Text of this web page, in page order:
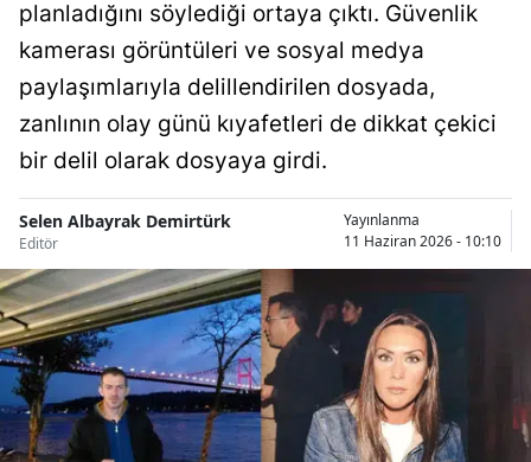
Bursa
Çorum
Diyarbakır
Edirne
planladığını söylediği ortaya çıktı. Güvenlik
kamerası görüntüleri ve sosyal medya
paylaşımlarıyla delillendirilen dosyada,
zanlının olay günü kıyafetleri de dikkat çekici
bir delil olarak dosyaya girdi.
Selen Albayrak Demirtürk
Editör
Yayınlanma
11 Haziran 2026 - 10:10